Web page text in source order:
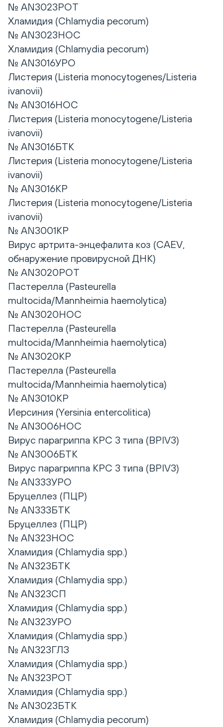
№ AN3023РОТ
Хламидия (Chlamydia pecorum)
№ AN3023НОС
Хламидия (Chlamydia pecorum)
№ AN3016УРО
Листерия (Listeria monocytogenes/Listeria
ivanovii)
№ AN3016НОС
Листерия (Listeria monocytogene/Listeria
ivanovii)
№ AN3016БТК
Листерия (Listeria monocytogene/Listeria
ivanovii)
№ AN3016КР
Листерия (Listeria monocytogene/Listeria
ivanovii)
№ AN3001КР
Вирус артрита-энцефалита коз (CAEV,
обнаружение провирусной ДНК)
№ AN3020РОТ
Пастерелла (Pasteurella
multocida/Mannheimia haemolytica)
№ AN3020НОС
Пастерелла (Pasteurella
multocida/Mannheimia haemolytica)
№ AN3020КР
Пастерелла (Pasteurella
multocida/Mannheimia haemolytica)
№ AN3010КР
Иерсиния (Yersinia entercolitica)
№ AN3006НОС
Вирус парагриппа КРС 3 типа (BPIV3)
№ AN3006БТК
Вирус парагриппа КРС 3 типа (BPIV3)
№ AN333УРО
Бруцеллез (ПЦР)
№ AN333БТК
Бруцеллез (ПЦР)
№ AN323НОС
Хламидия (Chlamydia spp.)
№ AN323БТК
Хламидия (Chlamydia spp.)
№ AN323СП
Хламидия (Chlamydia spp.)
№ AN323УРО
Хламидия (Chlamydia spp.)
№ AN323ГЛЗ
Хламидия (Chlamydia spp.)
№ AN323РОТ
Хламидия (Chlamydia spp.)
№ AN3023БТК
Хламидия (Chlamydia pecorum)